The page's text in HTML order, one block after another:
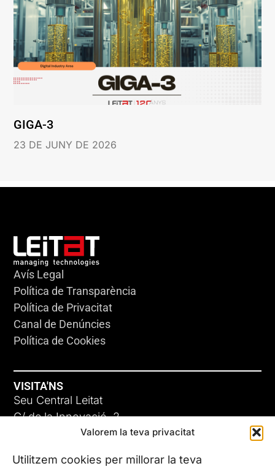
Valorem la teva privacitat
Utilitzem cookies per millorar la teva
GIGA-3
23 DE JUNY DE 2026
Avís Legal
Política de Transparència
Política de Privacitat
Canal de Denúncies
Política de Cookies
VISITA'NS
Seu Central Leitat
C/ de la Innovació, 2
08225 Terrassa, (Barcelona)
Coneix les nostres seus